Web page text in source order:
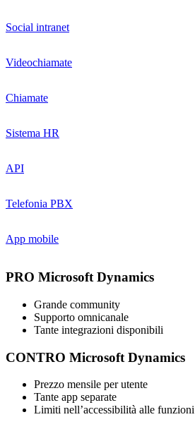
Social intranet
Videochiamate
Chiamate
Sistema HR
API
Telefonia PBX
App mobile
PRO Microsoft Dynamics
Grande community
Supporto omnicanale
Tante integrazioni disponibili
CONTRO Microsoft Dynamics
Prezzo mensile per utente
Tante app separate
Limiti nell’accessibilità alle funzioni